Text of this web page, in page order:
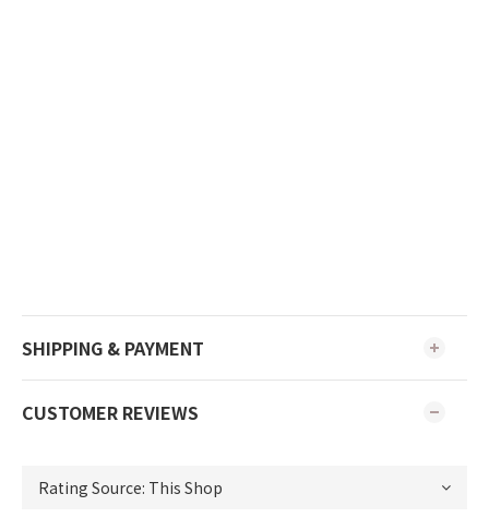
SHIPPING & PAYMENT
CUSTOMER REVIEWS